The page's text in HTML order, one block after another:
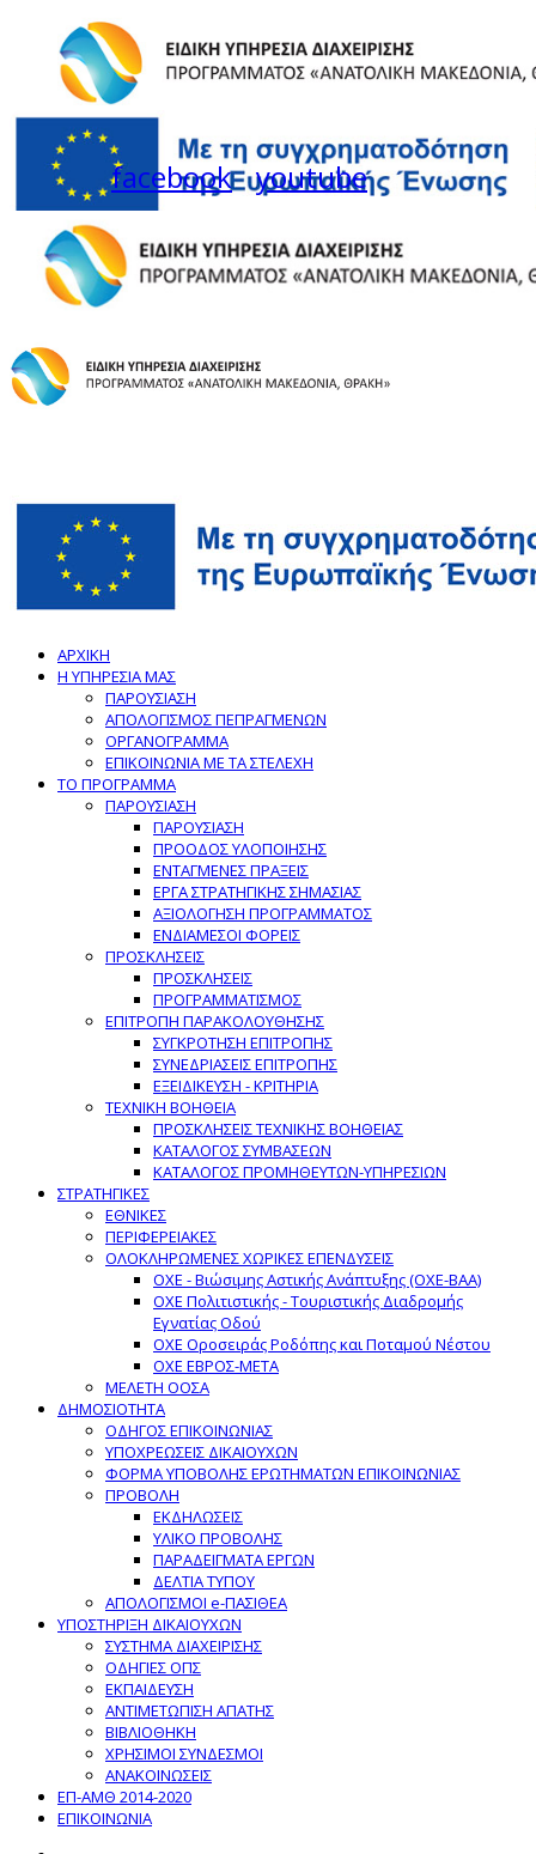
facebook
youtube
Instagram
ΑΡΧΙΚΗ
Η ΥΠΗΡΕΣΙΑ ΜΑΣ
ΠΑΡΟΥΣΙΑΣΗ
ΑΠΟΛΟΓΙΣΜΟΣ ΠΕΠΡΑΓΜΕΝΩΝ
ΟΡΓΑΝΟΓΡΑΜΜΑ
ΕΠΙΚΟΙΝΩΝΙΑ ΜΕ ΤΑ ΣΤΕΛΕΧΗ
ΤΟ ΠΡΟΓΡΑΜΜΑ
ΠΑΡΟΥΣΙΑΣΗ
ΠΑΡΟΥΣΙΑΣΗ
ΠΡΟΟΔΟΣ ΥΛΟΠΟΙΗΣΗΣ
ΕΝΤΑΓΜΕΝΕΣ ΠΡΑΞΕΙΣ
ΕΡΓΑ ΣΤΡΑΤΗΓΙΚΗΣ ΣΗΜΑΣΙΑΣ
ΑΞΙΟΛΟΓΗΣΗ ΠΡΟΓΡΑΜΜΑΤΟΣ
ΕΝΔΙΑΜΕΣΟΙ ΦΟΡΕΙΣ
ΠΡΟΣΚΛΗΣΕΙΣ
ΠΡΟΣΚΛΗΣΕΙΣ
ΠΡΟΓΡΑΜΜΑΤΙΣΜΟΣ
ΕΠΙΤΡΟΠΗ ΠΑΡΑΚΟΛΟΥΘΗΣΗΣ
ΣΥΓΚΡΟΤΗΣΗ ΕΠΙΤΡΟΠΗΣ
ΣΥΝΕΔΡΙΑΣΕΙΣ ΕΠΙΤΡΟΠΗΣ
ΕΞΕΙΔΙΚΕΥΣΗ - ΚΡΙΤΗΡΙΑ
ΤΕΧΝΙΚΗ ΒΟΗΘΕΙΑ
ΠΡΟΣΚΛΗΣΕΙΣ ΤΕΧΝΙΚΗΣ ΒΟΗΘΕΙΑΣ
ΚΑΤΑΛΟΓΟΣ ΣΥΜΒΑΣΕΩΝ
ΚΑΤΑΛΟΓΟΣ ΠΡΟΜΗΘΕΥΤΩΝ-ΥΠΗΡΕΣΙΩΝ
ΣΤΡΑΤΗΓΙΚΕΣ
ΕΘΝΙΚΕΣ
ΠΕΡΙΦΕΡΕΙΑΚΕΣ
ΟΛΟΚΛΗΡΩΜΕΝΕΣ ΧΩΡΙΚΕΣ ΕΠΕΝΔΥΣΕΙΣ
ΟΧΕ - Βιώσιμης Αστικής Ανάπτυξης (ΟΧΕ-ΒΑΑ)
ΟΧΕ Πολιτιστικής - Τουριστικής Διαδρομής
Εγνατίας Οδού
ΟΧΕ Οροσειράς Ροδόπης και Ποταμού Νέστου
ΟΧΕ ΕΒΡΟΣ-ΜΕΤΑ
ΜΕΛΕΤΗ ΟΟΣΑ
ΔΗΜΟΣΙΟΤΗΤΑ
ΟΔΗΓΟΣ ΕΠΙΚΟΙΝΩΝΙΑΣ
ΥΠΟΧΡΕΩΣΕΙΣ ΔΙΚΑΙΟΥΧΩΝ
ΦΟΡΜΑ ΥΠΟΒΟΛΗΣ ΕΡΩΤΗΜΑΤΩΝ ΕΠΙΚΟΙΝΩΝΙΑΣ
ΠΡΟΒΟΛΗ
ΕΚΔΗΛΩΣΕΙΣ
ΥΛΙΚΟ ΠΡΟΒΟΛΗΣ
ΠΑΡΑΔΕΙΓΜΑΤΑ ΕΡΓΩΝ
ΔΕΛΤΙΑ ΤΥΠΟΥ
ΑΠΟΛΟΓΙΣΜΟΙ e-ΠΑΣΙΘΕΑ
ΥΠΟΣΤΗΡΙΞΗ ΔΙΚΑΙΟΥΧΩΝ
ΣΥΣΤΗΜΑ ΔΙΑΧΕΙΡΙΣΗΣ
ΟΔΗΓΙΕΣ ΟΠΣ
ΕΚΠΑΙΔΕΥΣΗ
ΑΝΤΙΜΕΤΩΠΙΣΗ ΑΠΑΤΗΣ
ΒΙΒΛΙΟΘΗΚΗ
ΧΡΗΣΙΜΟΙ ΣΥΝΔΕΣΜΟΙ
ΑΝΑΚΟΙΝΩΣΕΙΣ
ΕΠ-ΑΜΘ 2014-2020
ΕΠΙΚΟΙΝΩΝΙΑ